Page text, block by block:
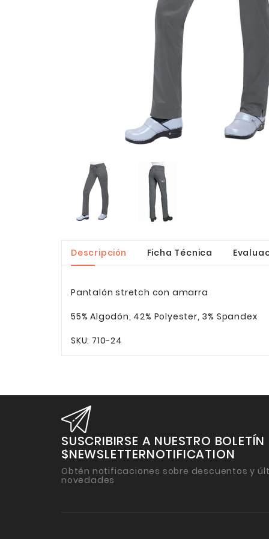
Descripción Ficha Técnica
Pantalón stretch con amarra
55% Algodón, 42% Polyester, 3% Spandex
SKU: 710-24
SUSCRIBIRSE A NUESTRO BOLETÍN
$NEWSLETTERNOTIFICATION
Obtén notificaciones sobre descuentos y
novedades